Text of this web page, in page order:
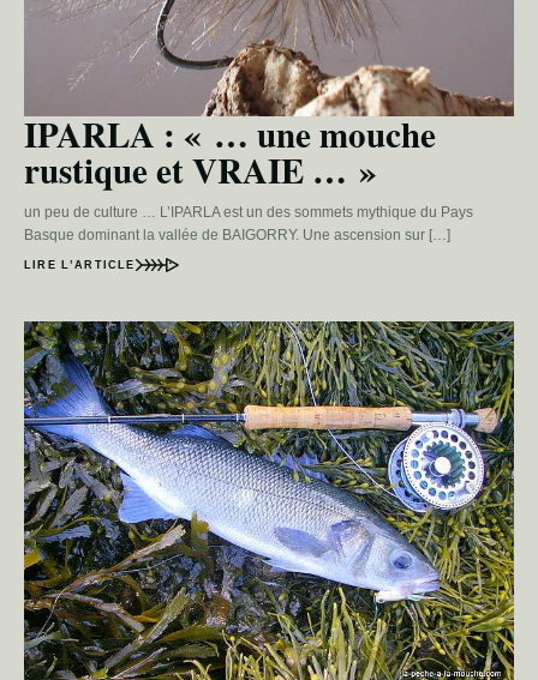
IPARLA : « … une mouche
rustique et VRAIE … »
un peu de culture … L’IPARLA est un des sommets mythique du Pays
Basque dominant la vallée de BAIGORRY. Une ascension sur […]
LIRE L’ARTICLE